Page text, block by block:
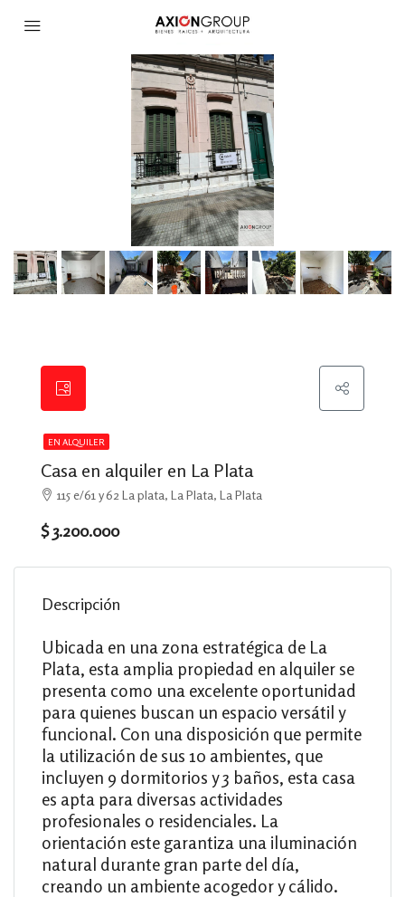
EN ALQUILER
Casa en alquiler en La Plata
115 e/61 y 62 La plata, La Plata, La Plata
$ 3.200.000
Descripción
Ubicada en una zona estratégica de La
Plata, esta amplia propiedad en alquiler se
presenta como una excelente oportunidad
para quienes buscan un espacio versátil y
funcional. Con una disposición que permite
la utilización de sus 10 ambientes, que
incluyen 9 dormitorios y 3 baños, esta casa
es apta para diversas actividades
profesionales o residenciales. La
orientación este garantiza una iluminación
natural durante gran parte del día,
creando un ambiente acogedor y cálido.